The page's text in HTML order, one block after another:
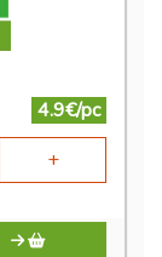
4.9€/pc
+